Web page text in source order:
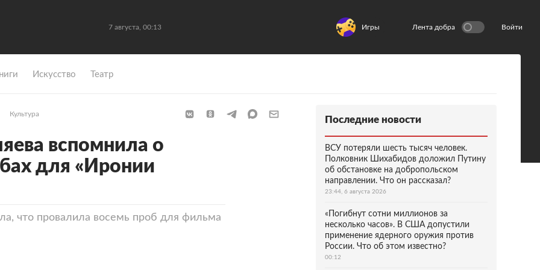
7 августа, 00:13 Игры Лента добра Войти
Искусство Театр
Культура
вспомнила о
для «Иронии
что провалила восемь проб для фильма
Последние новости
ВСУ потеряли шесть тысяч человек.
Полковник Шихабидов доложил Путину
об обстановке на добропольском
направлении. Что он рассказал?
23:44, 6 августа 2026
«Погибнут сотни миллионов за
несколько часов». В США допустили
применение ядерного оружия против
России. Что об этом известно?
00:12